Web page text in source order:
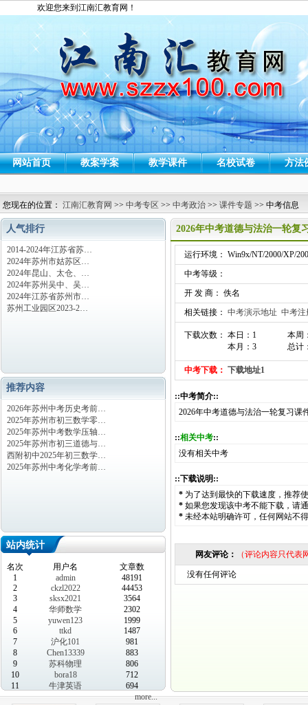
欢迎您来到江南汇教育网！
网站首页 教案学案 教学课件 名校试卷 方法
您现在的位置： 江南汇教育网 >> 中考专区 >> 中考政治 >> 课件专题 >> 中考信息
人气排行
2014-2024年江苏省苏…
2024年苏州市姑苏区…
2024年昆山、太仓、…
2024年苏州吴中、吴…
2024年江苏省苏州市…
苏州工业园区2023-2…
推荐内容
2026年苏州中考历史考前…
2025年苏州市初三数学零…
2025年苏州中考数学压轴…
2025年苏州市初三道德与…
西附初中2025年初三数学…
2025年苏州中考化学考前…
站内统计
名次 用户名
文章数
1
admin
48191
2
ckzl2022
44453
3
sksx2021
3564
4
华师数学
2302
5
yuwen123
1999
6
ttkd
1487
7
沪化101
981
8
Chen13339
883
9
苏科物理
806
10
bora18
712
11
牛津英语
694
more...
2026年中考道德与法治一轮复
运行环境： Win9x/NT/2000/XP/
中考等级：
开 发 商： 佚名
相关链接： 中考演示地址 中考注
下载次数： 本日：1
本月：3
本周
总计
中考下载： 下载地址1
::中考简介::
2026年中考道德与法治一轮复习课
::相关中考::
没有相关中考
::下载说明::
* 为了达到最快的下载速度，推荐
* 如果您发现该中考不能下载，请
* 未经本站明确许可，任何网站不
网友评论： （评论内容只代
没有任何评论